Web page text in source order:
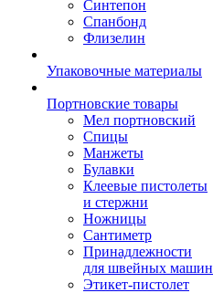
Синтепон
Спанбонд
Флизелин
Упаковочные материалы
Портновские товары
Мел портновский
Спицы
Манжеты
Булавки
Клеевые пистолеты
и стержни
Ножницы
Сантиметр
Принадлежности
для швейных машин
Этикет-пистолет